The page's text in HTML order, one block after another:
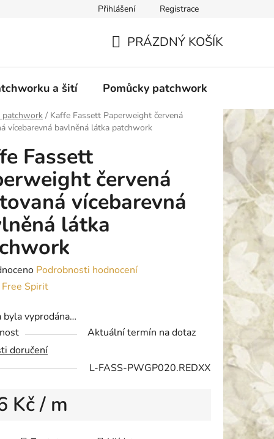
Obchodní podmínky
Přihlášení Registrace
KOŠÍK
PRÁZDNÝ KOŠÍK
a šití Pomůcky patchwork
patchwork / Kaffe Fassett Paperweight červená
vícebarevná bavlněná látka patchwork
Fassett
červená
vícebarevná
látka
Podrobnosti hodnocení
Free Spirit
byla vyprodána…
Aktuální termín na dotaz
doručení
L-FASS-PWGP020.REDXX
Kč/ m